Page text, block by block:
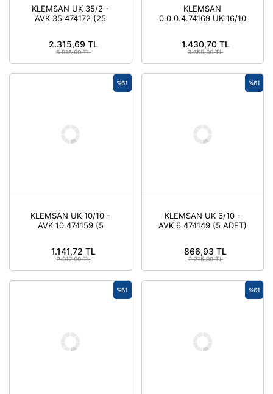
KLEMSAN UK 35/2 -
AVK 35 474172 (25
2.315,69 TL
5.916,00 TL
KLEMSAN
0.0.0.4.74169 UK 16/10
1.430,70 TL
3.655,00 TL
KLEMSAN UK 10/10 -
AVK 10 474159 (5
%61
1.141,72 TL
2.917,00 TL
KLEMSAN UK 6/10 -
AVK 6 474149 (5 ADET)
%61
866,93 TL
2.215,00 TL
%61 %61